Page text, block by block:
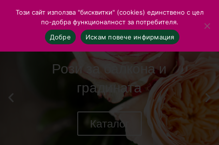
Рози за балкона и
градината
Каталог
Този сайт използва "бисквитки" (cookies) единствено с цел
по-добра функционалност за потребителя.
Добре
Искам повече инфирмация